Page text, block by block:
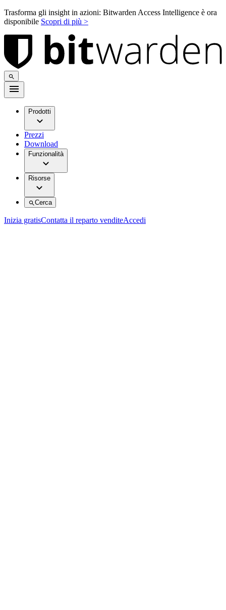
Trasforma gli insight in azioni: Bitwarden Access Intelligence è ora
disponibile Scopri di più >
Prodotti
Prezzi
Download
Funzionalità
Risorse
Cerca
Inizia gratisContatta il reparto venditeAccedi